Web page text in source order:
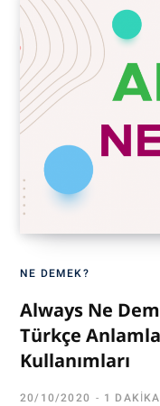
NE DEMEK?
Always Ne
Türkçe
Kullanımları
20/10/2020 1